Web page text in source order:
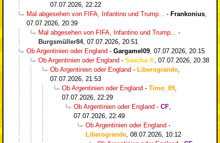
07.07.2026, 22:22
Mal abgesehen von FIFA, Infantino und Trump...
- Frankonius
07.07.2026, 20:39
Mal abgesehen von FIFA, Infantino und Trump...
-
Burgsmüller84, 07.07.2026, 20:51
Ob Argentinien oder England - Gargamel09 07.07.2026, 20:15
Ob Argentinien oder England - Sascha
07.07.2026, 20:38
Ob Argentinien oder England - Liberogrande
07.07.2026, 21:53
Ob Argentinien oder England - Timo_89
07.07.2026, 22:29
Ob Argentinien oder England - CF
07.07.2026, 22:49
Ob Argentinien oder England -
Liberogrande 08.07.2026, 10:12